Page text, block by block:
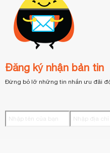
Đăng ký nhận bản tin
Đừng bỏ lỡ những tin nhắn ưu đãi